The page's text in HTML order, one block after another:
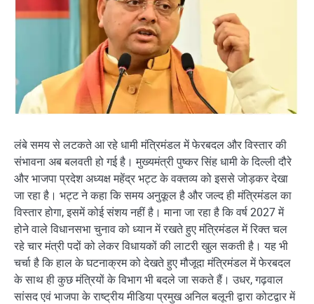
लंबे समय से लटकते आ रहे धामी मंत्रिमंडल में फेरबदल और विस्तार की
संभावना अब बलवती हो गई है। मुख्यमंत्री पुष्कर सिंह धामी के दिल्ली दौरे
और भाजपा प्रदेश अध्यक्ष महेंद्र भट्ट के वक्तव्य को इससे जोड़कर देखा
जा रहा है। भट्ट ने कहा कि समय अनुकूल है और जल्द ही मंत्रिमंडल का
विस्तार होगा, इसमें कोई संशय नहीं है। माना जा रहा है कि वर्ष 2027 में
होने वाले विधानसभा चुनाव को ध्यान में रखते हुए मंत्रिमंडल में रिक्त चल
रहे चार मंत्री पदों को लेकर विधायकों की लाटरी खुल सकती है। यह भी
चर्चा है कि हाल के घटनाक्रम को देखते हुए मौजूदा मंत्रिमंडल में फेरबदल
के साथ ही कुछ मंत्रियों के विभाग भी बदले जा सकते हैं। उधर, गढ़वाल
सांसद एवं भाजपा के राष्ट्रीय मीडिया प्रमुख अनिल बलूनी द्वारा कोटद्वार में